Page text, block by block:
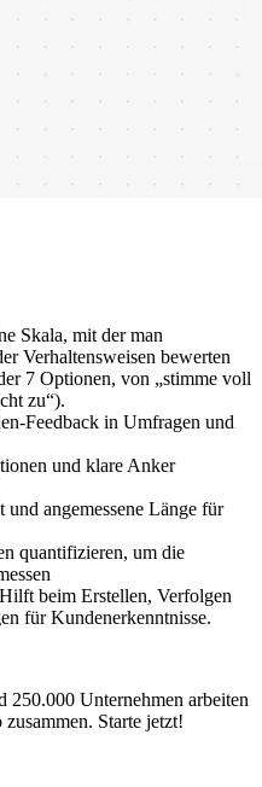
Skala, mit der man
Verhaltensweisen bewerten
7 Optionen, von „stimme voll
zu“).
Feedback in Umfragen und
und klare Anker
angemessene Länge für
quantifizieren, um die
beim Erstellen, Verfolgen
für Kundenerkenntnisse.
Unternehmen arbeiten
Starte jetzt!